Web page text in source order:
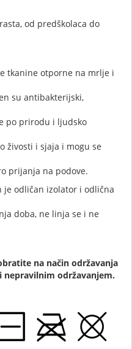
od predškolaca do
tkanine otporne na mrlje i
su antibakterijski,
po prirodu i ljudsko
živosti i sjaja i mogu se
prijanja na podove.
odličan izolator i odlična
doba, ne linja se i ne
na način održavanja
održavanjem.